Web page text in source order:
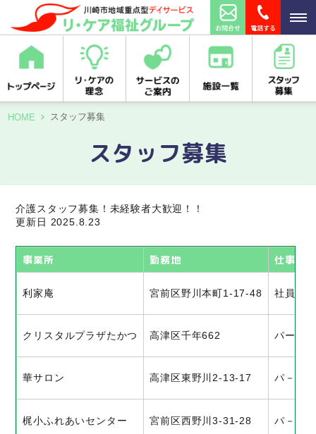
HOME スタッフ募集
スタッフ募集
介護スタッフ募集！未経験者大歓迎！！
更新日 2025.8.23
事業所 勤務地 仕事
利家庵 宮前区野川本町1-17-48 社員
クリスタルプラザたかつ 高津区千年662 パート
華サロン 高津区東野川2-13-17 パ－ト
梶小ふれあいセンター 宮前区西野川3-31-28 パ－ト